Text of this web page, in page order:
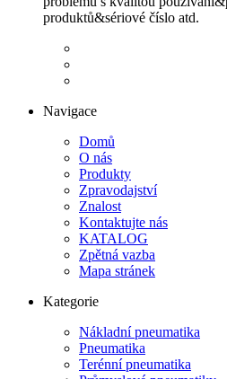
produktů&sériové číslo atd.
Navigace
Domů
O nás
Produkty
Zpravodajství
Znalost
Kontaktujte nás
KATALOG
Zpětná vazba
Mapa stránek
Kategorie
Nákladní pneumatika
Pneumatika
Terénní pneumatika